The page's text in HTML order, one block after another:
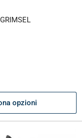
opzioni